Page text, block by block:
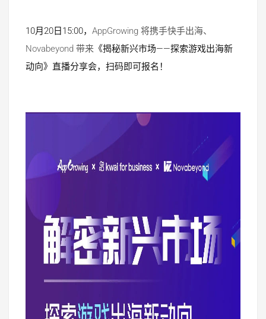
10月20日15:00， AppGrowing 将携手快手出海、
Novabeyond 带来 《揭秘新兴市场——探索游戏出海新
动向》直播分享会，扫码即可报名！